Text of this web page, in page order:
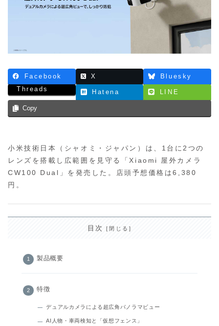
Facebook X
Bluesky
Threads
Hatena LINE
Copy
小米技術日本（シャオミ・ジャパン）は、1台に2つの
レンズを搭載し広範囲を見守る「Xiaomi 屋外カメラ
CW100 Dual」を発売した。店頭予想価格は6,380
円。
目次
製品概要
特徴
デュアルカメラによる超広角パノラマビュー
AI人物・車両検知と「仮想フェンス」